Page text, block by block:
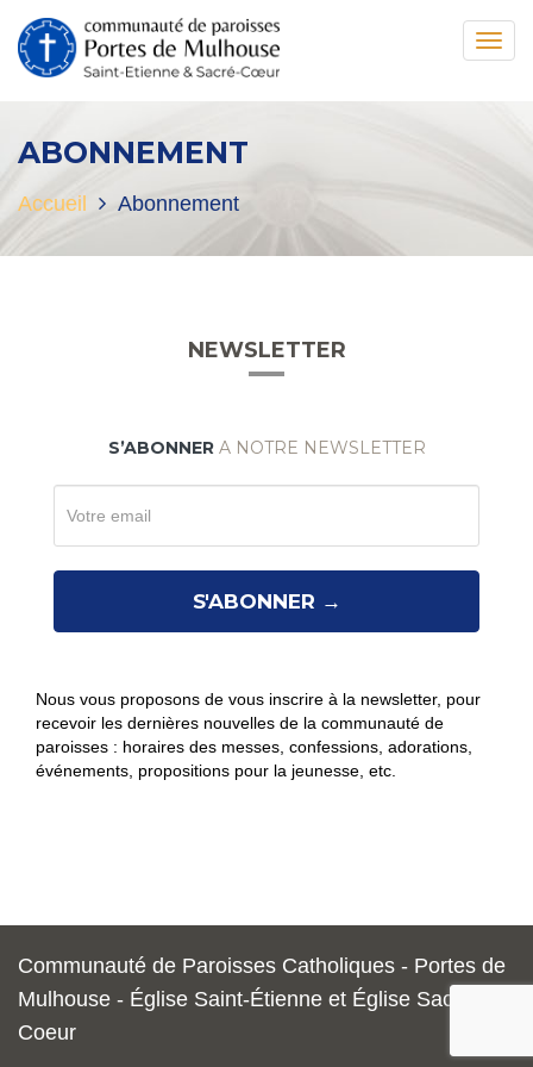
ABONNEMENT
Accueil Abonnement
NEWSLETTER
S’ABONNER A NOTRE NEWSLETTER
Nous vous proposons de vous inscrire à la newsletter, pour
recevoir les dernières nouvelles de la communauté de
paroisses : horaires des messes, confessions, adorations,
événements, propositions pour la jeunesse, etc.
Communauté de Paroisses Catholiques - Portes de
Mulhouse - Église Saint-Étienne et Église Sacré-
Coeur